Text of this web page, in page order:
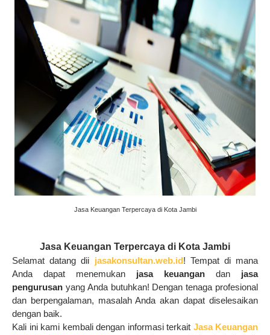
Jasa Keuangan Terpercaya di Kota Jambi
Jasa Keuangan Terpercaya di Kota Jambi
Selamat datang dii jasakonsultan.web.id ! Tempat di mana
Anda dapat menemukan jasa keuangan dan jasa
pengurusan yang Anda butuhkan! Dengan tenaga profesional
dan berpengalaman, masalah Anda akan dapat diselesaikan
dengan baik.
Kali ini kami kembali dengan informasi terkait Jasa Keuangan